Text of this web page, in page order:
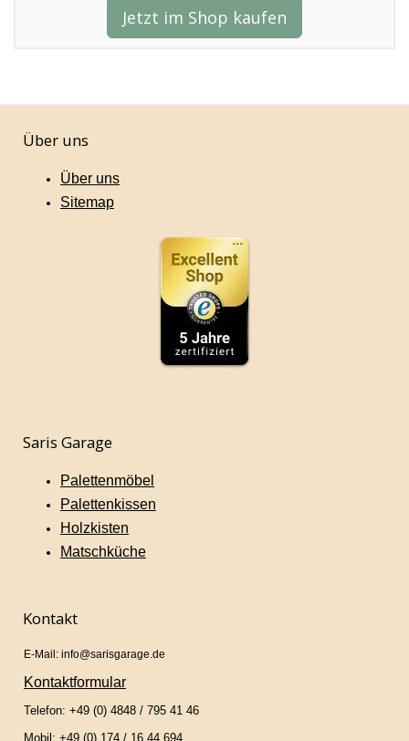
Jetzt im Shop kaufen
Über uns
Über uns
Sitemap
Saris Garage
Palettenmöbel
Palettenkissen
Holzkisten
Matschküche
Kontakt
E-Mail: info@sarisgarage.de
Kontaktformular
Telefon: +49 (0) 4848 / 795 41 46
Mobil: +49 (0) 174 / 16 44 694